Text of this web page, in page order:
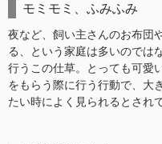
モミモミ、ふみふみ
夜など、飼い主さんのお布団
る、という家庭は多いのでは
行うこの仕草。とっても可愛
をもらう際に行う行動で、大
たい時によく見られるとされ